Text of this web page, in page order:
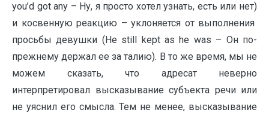
you’d got any – Ну, я просто хотел узнать, есть или нет)
и косвенную реакцию – уклоняется от выполнения
просьбы девушки (He still kept as he was – Он по-
прежнему держал ее за талию). В то же время, мы не
можем сказать, что адресат неверно
интерпретировал высказывание субъекта речи или
не уяснил его смысла. Тем не менее, высказывание